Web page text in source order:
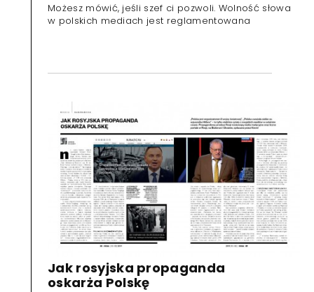
Możesz mówić, jeśli szef ci pozwoli. Wolność słowa
w polskich mediach jest reglamentowana
Jak rosyjska propaganda
oskarża Polskę